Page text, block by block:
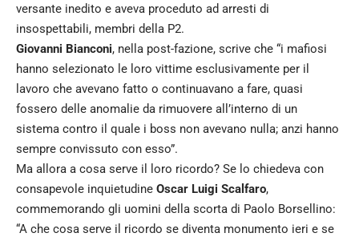
versante inedito e aveva proceduto ad arresti di
insospettabili, membri della P2.
Giovanni Bianconi, nella post-fazione, scrive che “i mafiosi
hanno selezionato le loro vittime esclusivamente per il
lavoro che avevano fatto o continuavano a fare, quasi
fossero delle anomalie da rimuovere all’interno di un
sistema contro il quale i boss non avevano nulla; anzi hanno
sempre convissuto con esso”.
Ma allora a cosa serve il loro ricordo? Se lo chiedeva con
consapevole inquietudine Oscar Luigi Scalfaro,
commemorando gli uomini della scorta di Paolo Borsellino:
“A che cosa serve il ricordo se diventa monumento ieri e se